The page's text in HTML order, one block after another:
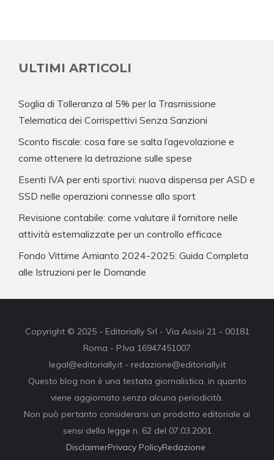
ULTIMI ARTICOLI
Soglia di Tolleranza al 5% per la Trasmissione
Telematica dei Corrispettivi Senza Sanzioni
Sconto fiscale: cosa fare se salta l’agevolazione e
come ottenere la detrazione sulle spese
Esenti IVA per enti sportivi: nuova dispensa per ASD e
SSD nelle operazioni connesse allo sport
Revisione contabile: come valutare il fornitore nelle
attività esternalizzate per un controllo efficace
Fondo Vittime Amianto 2024-2025: Guida Completa
alle Istruzioni per le Domande
Copyright © 2025 - Editorially Srl - Via Assisi 21 - 00181
Roma - P.Iva 16947451007
legal@editorially.it - redazione@editorially.it
Questo blog non è una testata giornalistica, in quanto
viene aggiornato senza alcuna periodicità.
Non può pertanto considerarsi un prodotto editoriale ai
sensi della legge n. 62 del 07.03.2001
DisclaimerPrivacy PolicyRedazione